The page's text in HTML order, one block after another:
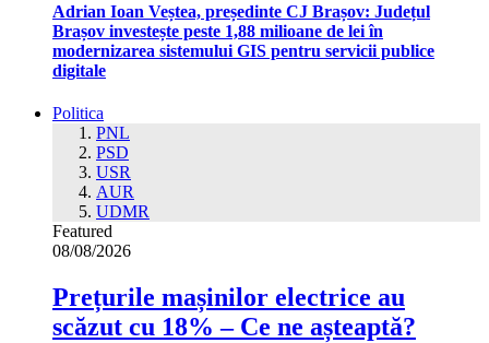
Adrian Ioan Veștea, președinte CJ Brașov: Județul
Brașov investește peste 1,88 milioane de lei în
modernizarea sistemului GIS pentru servicii publice
digitale
Politica
PNL
PSD
USR
AUR
UDMR
Featured
08/08/2026
Prețurile mașinilor electrice au
scăzut cu 18% – Ce ne așteaptă?